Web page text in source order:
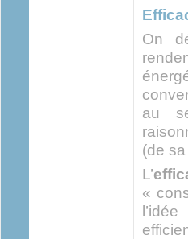
On
au
(de
L’
«